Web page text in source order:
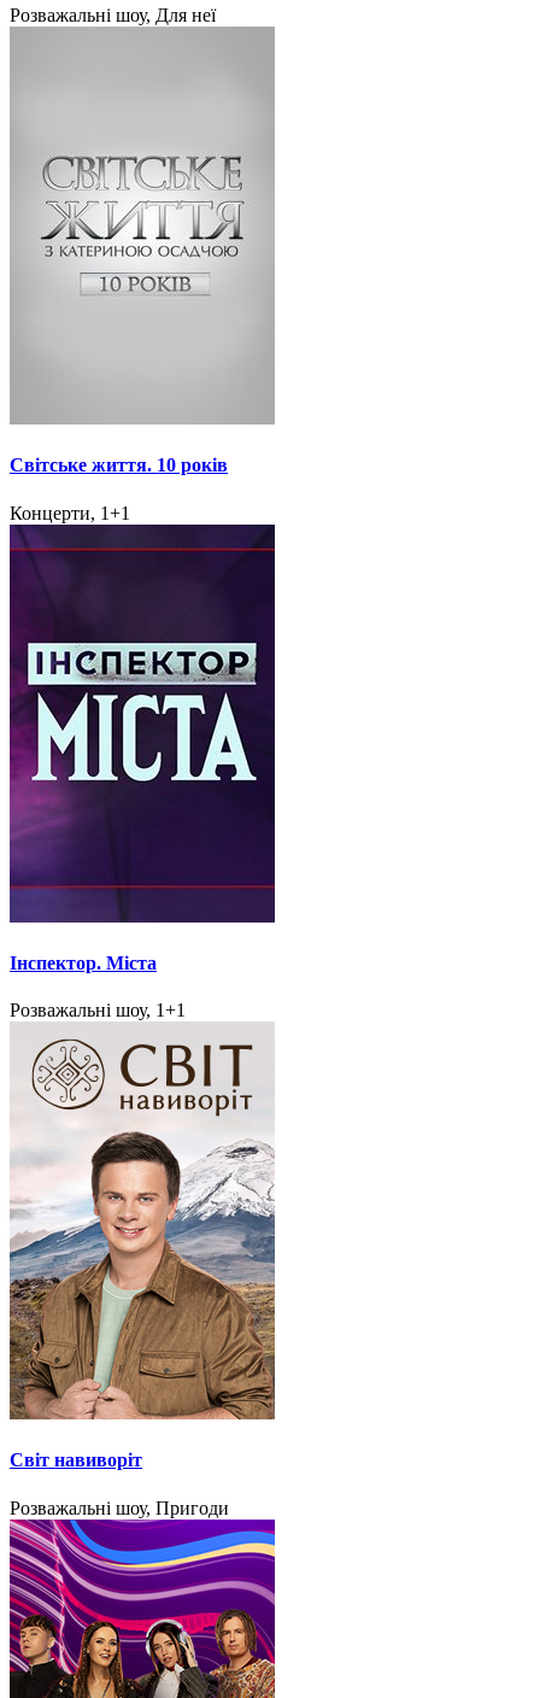
Розважальні шоу, Для неї
Світське життя. 10 років
Концерти, 1+1
Інспектор. Міста
Розважальні шоу, 1+1
Світ навиворіт
Розважальні шоу, Пригоди